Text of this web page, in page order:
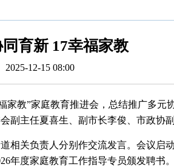
育新 17幸福家教
2025-12-15 08:00
家教”家庭教育推进会，总结推广多元
副主任夏喜生、副市长李俊、市政协
相关负责人分别作交流发言。会议启
年度家庭教育工作指导专员颁发聘书